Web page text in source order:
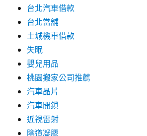
台北汽車借款
台北當舖
土城機車借款
失眠
嬰兒用品
桃園搬家公司推薦
汽車晶片
汽車開鎖
近視雷射
陰道凝膠